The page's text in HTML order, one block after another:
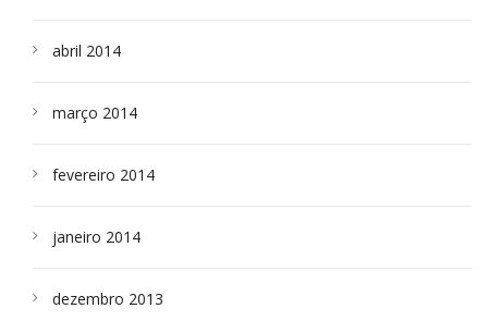
abril 2014
março 2014
fevereiro 2014
janeiro 2014
dezembro 2013